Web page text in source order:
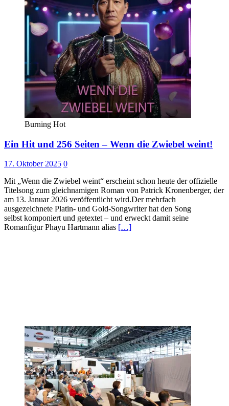
Burning Hot
Ein Hit und 256 Seiten – Wenn die Zwiebel weint!
17. Oktober 2025 0
Mit „Wenn die Zwiebel weint“ erscheint schon heute der offizielle
Titelsong zum gleichnamigen Roman von Patrick Kronenberger, der
am 13. Januar 2026 veröffentlicht wird.Der mehrfach
ausgezeichnete Platin- und Gold-Songwriter hat den Song
selbst komponiert und getextet – und erweckt damit seine
Romanfigur Phayu Hartmann alias […]